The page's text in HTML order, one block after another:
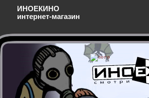
ИНОЕКИНО
интернет-магазин